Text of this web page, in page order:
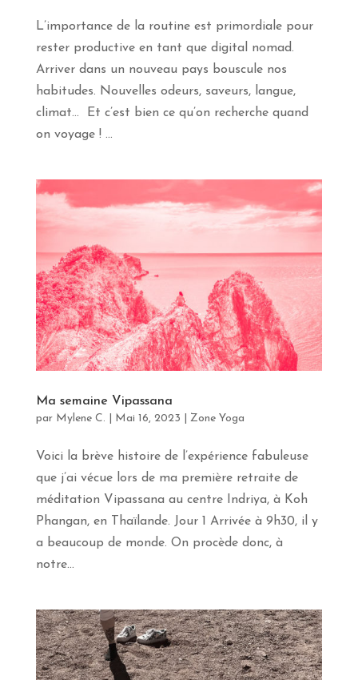
L’importance de la routine est primordiale pour
rester productive en tant que digital nomad.
Arriver dans un nouveau pays bouscule nos
habitudes. Nouvelles odeurs, saveurs, langue,
climat… Et c’est bien ce qu’on recherche quand
on voyage ! ...
Ma semaine Vipassana
par Mylene C. Mai 16, 2023 Zone Yoga
Voici la brève histoire de l’expérience fabuleuse
que j’ai vécue lors de ma première retraite de
méditation Vipassana au centre Indriya, à Koh
Phangan, en Thaïlande. Jour 1 Arrivée à 9h30, il y
a beaucoup de monde. On procède donc, à
notre...